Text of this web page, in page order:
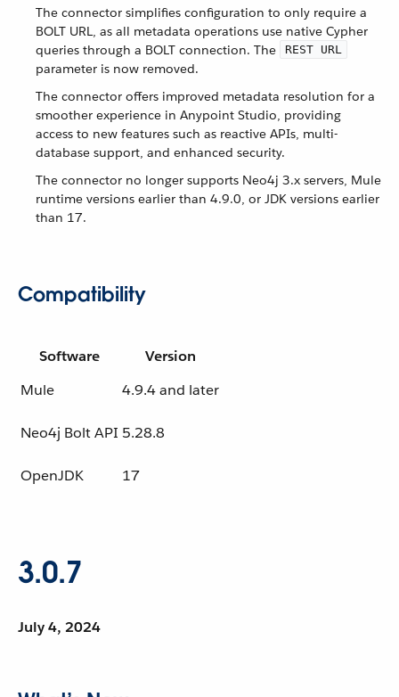
The connector simplifies configuration to only require a
BOLT URL, as all metadata operations use native Cypher
queries through a BOLT connection. The
REST URL
parameter is now removed.
The connector offers improved metadata resolution for a
smoother experience in Anypoint Studio, providing
access to new features such as reactive APIs, multi-
database support, and enhanced security.
The connector no longer supports Neo4j 3.x servers, Mule
runtime versions earlier than 4.9.0, or JDK versions earlier
than 17.
Compatibility
Software
Version
Mule
4.9.4 and later
Neo4j Bolt API 5.28.8
OpenJDK 17
3.0.7
July 4, 2024